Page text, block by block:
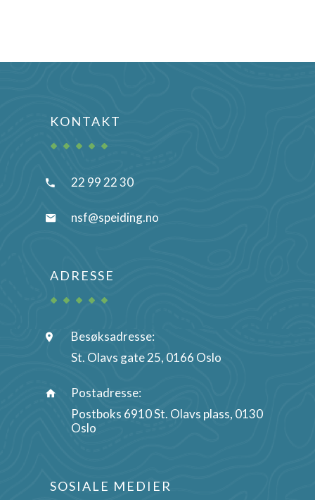
KONTAKT
22 99 22 30
nsf@speiding.no
ADRESSE
Besøksadresse:
St. Olavs gate 25, 0166 Oslo
Postadresse:
Postboks 6910 St. Olavs plass, 0130
Oslo
SOSIALE MEDIER